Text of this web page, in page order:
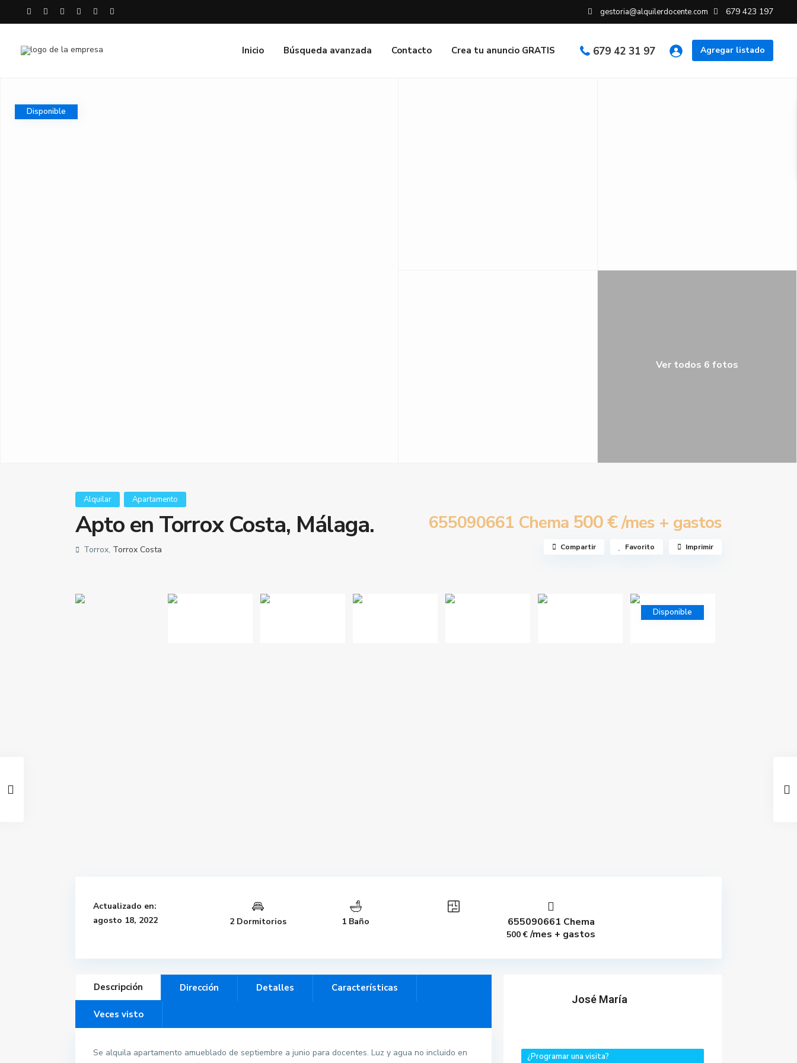
gestoria@alquilerdocente.com 679 423 197
Agregar listado
679 42 31 97
Inicio Búsqueda avanzada Contacto Crea tu anuncio GRATIS
Disponible
Ver todos 6 fotos
Alquilar Apartamento
Apto en Torrox Costa, Málaga. 655090661 Chema 500 €/mes + gastos
Torrox, Torrox Costa Compartir Favorito Imprimir
Disponible
Actualizado en:
agosto 18, 2022
2 Dormitorios 1 Baño 655090661 Chema
500 €/mes + gastos
Descripción Dirección Detalles Características
Veces visto
Se alquila apartamento amueblado de septiembre a junio para docentes. Luz y agua no incluido en
José María
¿Programar una visita?